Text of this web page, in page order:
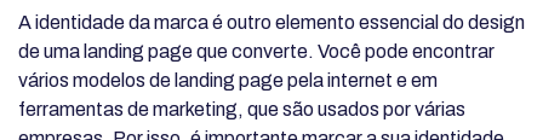
A identidade da marca é outro elemento essencial do design
de uma landing page que converte. Você pode encontrar
vários modelos de landing page pela internet e em
ferramentas de marketing, que são usados por várias